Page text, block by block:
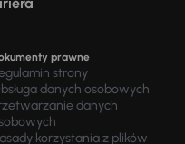
prawne
strony
danych osobowych
danych
korzystania z plików